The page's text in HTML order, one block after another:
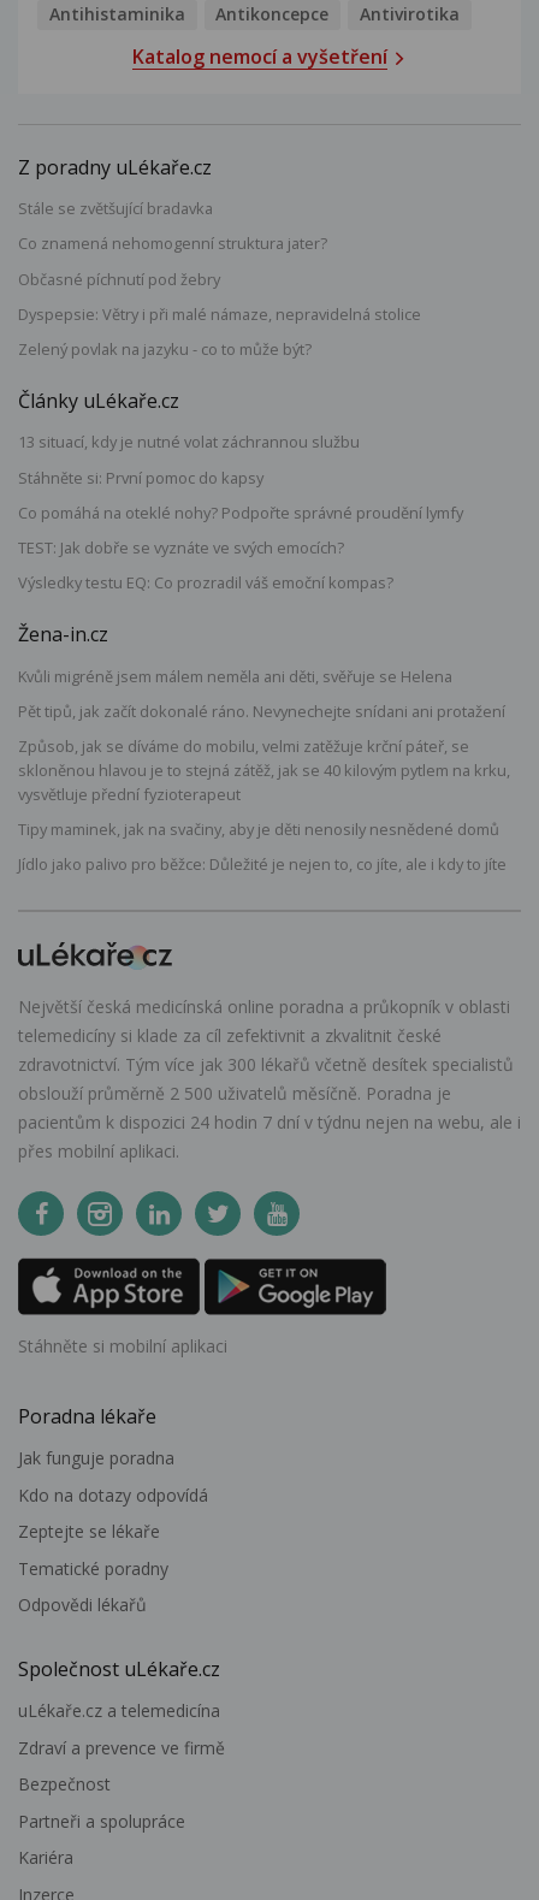
Antihistaminika
Antikoncepce Antivirotika
Katalog nemocí a vyšetření
Z poradny uLékaře.cz
Stále se zvětšující bradavka
Co znamená nehomogenní struktura jater?
Občasné píchnutí pod žebry
Dyspepsie: Větry i při malé námaze, nepravidelná stolice
Zelený povlak na jazyku - co to může být?
Články uLékaře.cz
13 situací, kdy je nutné volat záchrannou službu
Stáhněte si: První pomoc do kapsy
Co pomáhá na oteklé nohy? Podpořte správné proudění lymfy
TEST: Jak dobře se vyznáte ve svých emocích?
Výsledky testu EQ: Co prozradil váš emoční kompas?
Žena-in.cz
Kvůli migréně jsem málem neměla ani děti, svěřuje se Helena
Pět tipů, jak začít dokonalé ráno. Nevynechejte snídani ani protažení
Způsob, jak se díváme do mobilu, velmi zatěžuje krční páteř, se
skloněnou hlavou je to stejná zátěž, jak se 40 kilovým pytlem na krku,
vysvětluje přední fyzioterapeut
Tipy maminek, jak na svačiny, aby je děti nenosily nesnědené domů
Jídlo jako palivo pro běžce: Důležité je nejen to, co jíte, ale i kdy to jíte
Největší česká medicínská online poradna a průkopník v oblasti
telemedicíny si klade za cíl zefektivnit a zkvalitnit české
zdravotnictví. Tým více jak 300 lékařů včetně desítek specialistů
obslouží průměrně 2 500 uživatelů měsíčně. Poradna je
pacientům k dispozici 24 hodin 7 dní v týdnu nejen na webu, ale i
přes mobilní aplikaci.
Stáhněte si mobilní aplikaci
Poradna lékaře
Jak funguje poradna
Kdo na dotazy odpovídá
Zeptejte se lékaře
Tematické poradny
Odpovědi lékařů
Společnost uLékaře.cz
uLékaře.cz a telemedicína
Zdraví a prevence ve firmě
Bezpečnost
Partneři a spolupráce
Kariéra
Inzerce